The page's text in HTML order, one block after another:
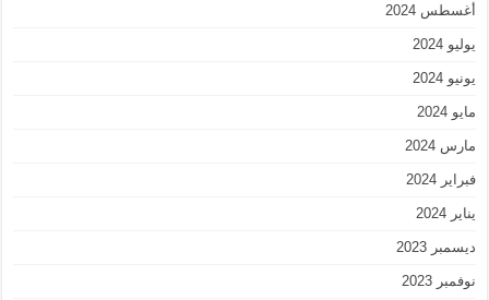
أغسطس 2024
يوليو 2024
يونيو 2024
مايو 2024
مارس 2024
فبراير 2024
يناير 2024
ديسمبر 2023
نوفمبر 2023